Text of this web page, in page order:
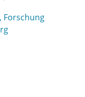
Forschung